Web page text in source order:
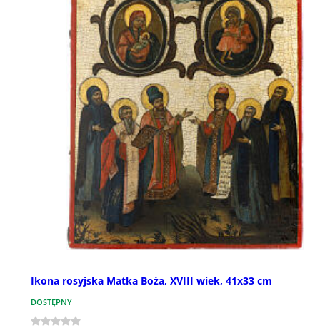
Ikona rosyjska Matka Boża, XVIII wiek, 41x33 cm
DOSTĘPNY